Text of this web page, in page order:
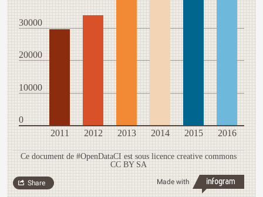
30000
20000
10000
0
2011
2012 2013 2014 2015 2016
Ce document de #OpenDataCI est sous licence creative commons
CC BY SA
Made with
Share